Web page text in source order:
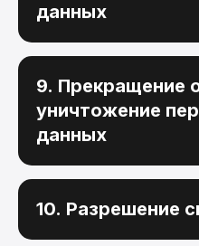
данных
9. Прекращение
уничтожение
данных
10. Разрешение
Подпишитесь на наши группы: